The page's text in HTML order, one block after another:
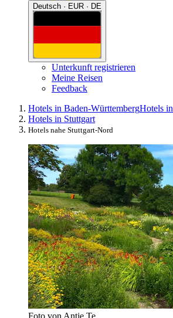
Deutsch · EUR · DE
Unterkunft registrieren
Meine Reisen
Feedback
Hotels in Baden-WürttembergHotels
Hotels in Stuttgart
Hotels nahe Stuttgart-Nord
Foto von Antje Te